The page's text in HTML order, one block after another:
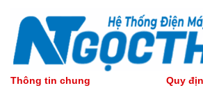
Thông tin chung Quy